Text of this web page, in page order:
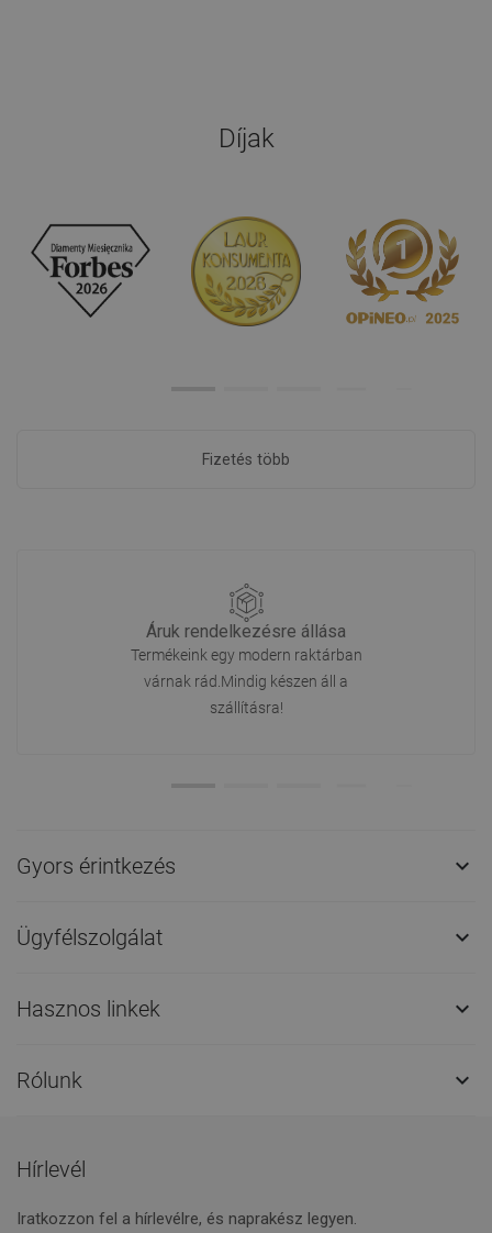
Díjak
Fizetés több
Áruk rendelkezésre állása
Termékeink egy modern raktárban
várnak rád.Mindig készen áll a
szállításra!
Gyors érintkezés 
Ügyfélszolgálat 
Hasznos linkek 
Rólunk 
Hírlevél
Iratkozzon fel a hírlevélre, és naprakész legyen.